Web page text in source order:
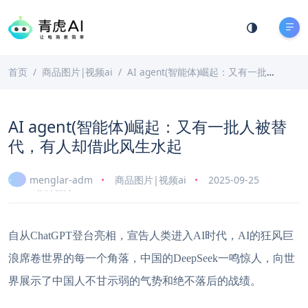
首页 商品图片|视频ai AI agent(智能体)崛起：又有一批人被替代，有人却借此风生水起
AI agent(智能体)崛起：又有一批人被替
代，有人却借此风生水起
menglar-adm 商品图片|视频ai
2025-09-25
12 分钟阅读
自从ChatGPT登台亮相，宣告人类进入AI时代，AI的狂风巨
浪席卷世界的每一个角落， 中国的DeepSeek一鸣惊人，向世
界展示了中国人不甘示弱的气势和绝不落后的战绩。